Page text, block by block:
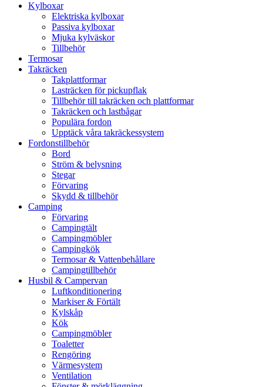
Kylboxar
Elektriska kylboxar
Passiva kylboxar
Mjuka kylväskor
Tillbehör
Termosar
Takräcken
Takplattformar
Lasträcken för pickupflak
Tillbehör till takräcken och plattformar
Takräcken och lastbågar
Populära fordon
Upptäck våra takräckessystem
Fordonstillbehör
Bord
Ström & belysning
Stegar
Förvaring
Skydd & tillbehör
Camping
Förvaring
Campingtält
Campingmöbler
Campingkök
Termosar & Vattenbehållare
Campingtillbehör
Husbil & Campervan
Luftkonditionering
Markiser & Förtält
Kylskåp
Kök
Campingmöbler
Toaletter
Rengöring
Värmesystem
Ventilation